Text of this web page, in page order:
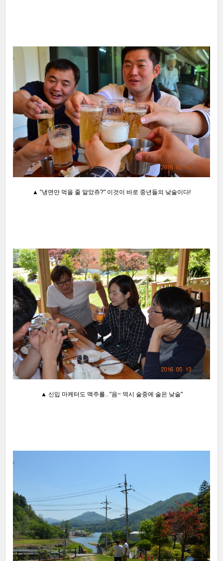
▲ "냉면만 먹을 줄 알았쥬?" 이것이 바로 중년들의 낮술이다!
▲ 신입 마케터도 맥주를.. "음~ 역시 술중에 술은 낮술"